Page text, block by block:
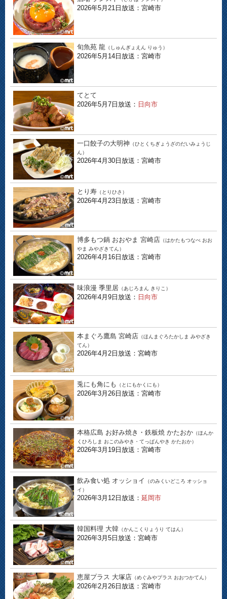
2026年5月21日放送：宮崎市
旬魚苑 龍 （しゅんぎょえん りゅう）
2026年5月14日放送：宮崎市
てとて
2026年5月7日放送： 日向市
一口餃子の大明神 （ひとくちぎょうざのだいみょうじ
ん）
2026年4月30日放送：宮崎市
とり寿 （とりひさ）
2026年4月23日放送：宮崎市
博多もつ鍋 おおやま 宮崎店 （はかたもつなべ おお
やま みやざきてん）
2026年4月16日放送：宮崎市
味浪漫 季里居 （あじろまん きりこ）
2026年4月9日放送： 日向市
本まぐろ鷹島 宮崎店 （ほんまぐろたかしま みやざき
てん）
2026年4月2日放送：宮崎市
兎にも角にも （とにもかくにも）
2026年3月26日放送：宮崎市
本格広島 お好み焼き・鉄板焼 かたおか （ほんか
くひろしま おこのみやき・てっぱんやき かたおか）
2026年3月19日放送：宮崎市
飲み食い処 オッショイ
（のみくいどころ オッショ
イ）
2026年3月12日放送： 延岡市
韓国料理 大韓 （かんこくりょうり てはん）
2026年3月5日放送：宮崎市
恵屋プラス 大塚店 （めぐみやプラス おおつかてん）
2026年2月26日放送：宮崎市